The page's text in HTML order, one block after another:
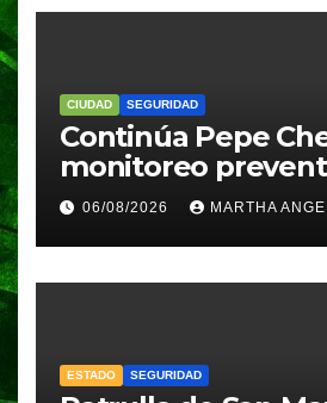
CIUDAD SEGURIDAD
Continúa Pepe
monitoreo
temporada de
la DGERI
06/08/2026 MARTHA
ESTADO SEGURIDAD